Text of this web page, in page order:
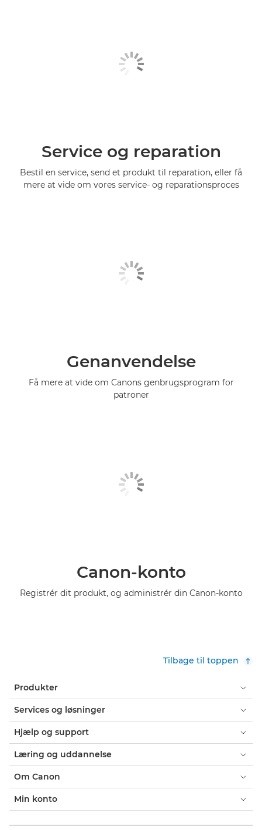
Service og reparation
Bestil en service, send et produkt til reparation, eller få
mere at vide om vores service- og reparationsproces
Genanvendelse
Få mere at vide om Canons genbrugsprogram for
patroner
Canon-konto
Registrér dit produkt, og administrér din Canon-konto
Tilbage til toppen
Produkter
Services og løsninger
Hjælp og support
Læring og uddannelse
Om Canon
Min konto